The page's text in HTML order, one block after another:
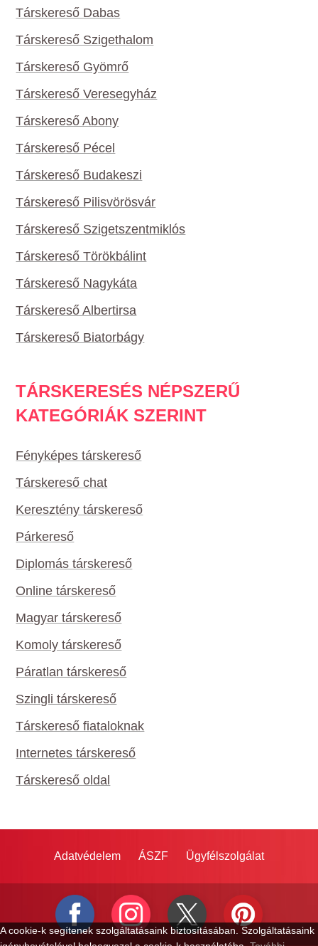
Társkereső Dabas
Társkereső Szigethalom
Társkereső Gyömrő
Társkereső Veresegyház
Társkereső Abony
Társkereső Pécel
Társkereső Budakeszi
Társkereső Pilisvörösvár
Társkereső Szigetszentmiklós
Társkereső Törökbálint
Társkereső Nagykáta
Társkereső Albertirsa
Társkereső Biatorbágy
TÁRSKERESÉS NÉPSZERŰ
KATEGÓRIÁK SZERINT
Fényképes társkereső
Társkereső chat
Keresztény társkereső
Párkereső
Diplomás társkereső
Online társkereső
Magyar társkereső
Komoly társkereső
Páratlan társkereső
Szingli társkereső
Társkereső fiataloknak
Internetes társkereső
Társkereső oldal
A cookie-k segítenek szolgáltatásaink biztosításában. Szolgáltatásaink
Adatvédelem ÁSZF Ügyfélszolgálat